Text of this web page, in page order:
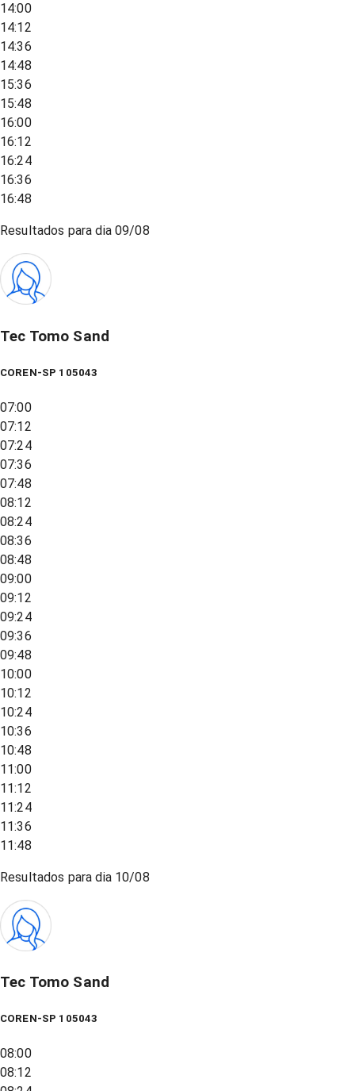
14:00
14:12
14:36
14:48
15:36
15:48
16:00
16:12
16:24
16:36
16:48
Resultados para dia09/08
Tec Tomo Sand
COREN-SP 105043
07:00
07:12
07:24
07:36
07:48
08:12
08:24
08:36
08:48
09:00
09:12
09:24
09:36
09:48
10:00
10:12
10:24
10:36
10:48
11:00
11:12
11:24
11:36
11:48
Resultados para dia 10/08
Tec Tomo Sand
COREN-SP 105043
08:00
08:12